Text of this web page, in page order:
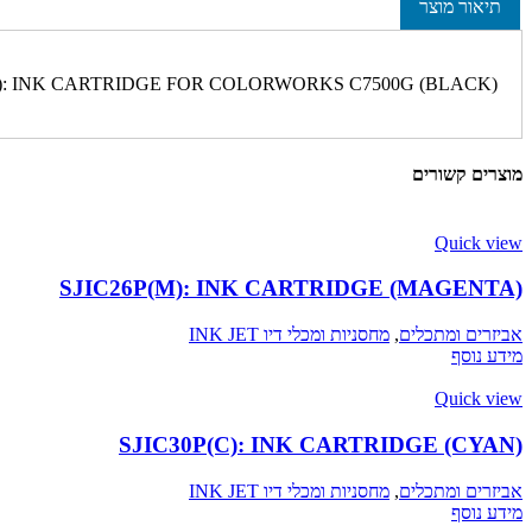
תיאור מוצר
INK CARTRIDGE FOR COLORWORKS C7500G (BLACK)
מוצרים קשורים
Quick view
SJIC26P(M): INK CARTRIDGE (MAGENTA)
אביזרים ומתכלים, מחסניות ומכלי דיו INK JET
מידע נוסף
Quick view
SJIC30P(C): INK CARTRIDGE (CYAN)
אביזרים ומתכלים, מחסניות ומכלי דיו INK JET
מידע נוסף